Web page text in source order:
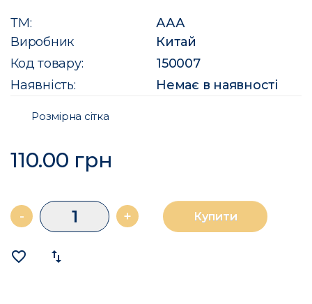
ТМ:
ААА
Виробник
Китай
Код товару:
150007
Наявність:
Немає в наявності
Розмірна сітка
110.00 грн
- + Купити
favorite_border import_export